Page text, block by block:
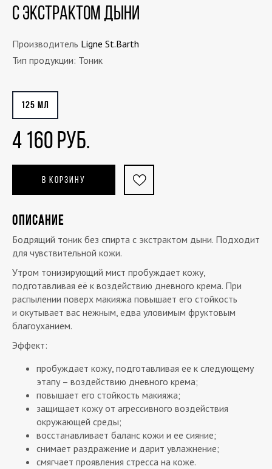
с экстрактом дыни
Производитель Ligne St.Barth
Тип продукции: Тоник
125 МЛ
4 160 РУБ.
В КОРЗИНУ
ОПИСАНИЕ
Бодрящий тоник без спирта с экстрактом дыни. Подходит
для чувствительной кожи.
Утром тонизирующий мист пробуждает кожу,
подготавливая её к воздействию дневного крема. При
распылении поверх макияжа повышает его стойкость
и окутывает вас нежным, едва уловимым фруктовым
благоуханием.
Эффект:
пробуждает кожу, подготавливая ее к следующему
этапу – воздействию дневного крема;
повышает его стойкость макияжа;
защищает кожу от агрессивного воздействия
окружающей среды;
восстанавливает баланс кожи и ее сияние;
снимает раздражение и дарит увлажнение;
смягчает проявления стресса на коже.